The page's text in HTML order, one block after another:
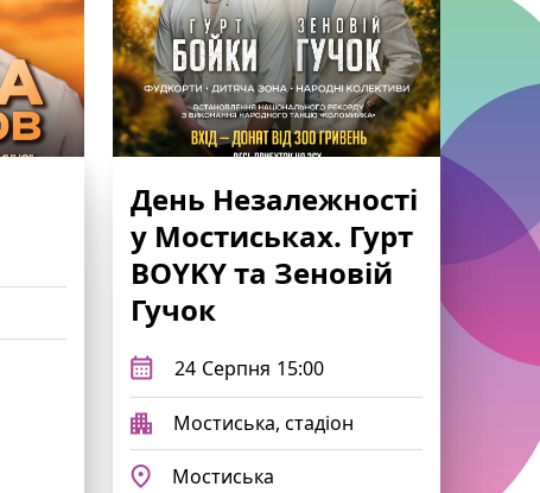
День Незалежності
у Мостиськах. Гурт
BOYKY та Зеновій
Гучок
24 Серпня 15:00
Мостиська, стадіон
Мостиська